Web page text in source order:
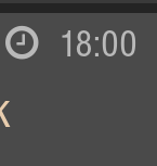
18:00